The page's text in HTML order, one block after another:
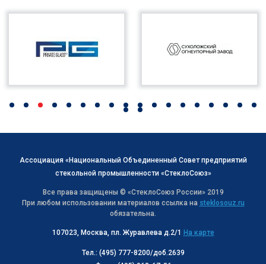
Ассоциация «Национальный Объединенный Совет предприятий
стекольной промышленности «СтеклоСоюз»
Все права защищены © «СтеклоСоюз Роcсии» 2019
При любом использовании материалов ссылка на steklosouz.ru
обязательна.
107023, Москва, пл. Журавлева д.2/1 На карте
Тел.: (495) 777-8200/доб.2639